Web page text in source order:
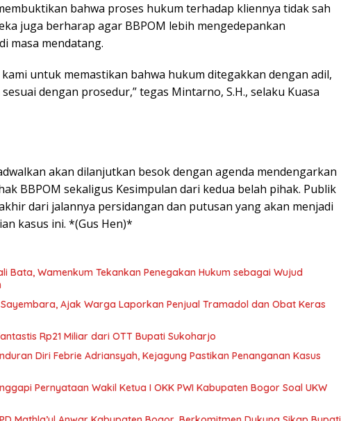
bahwa proses hukum terhadap kliennya tidak sah
juga berharap agar BBPOM lebih mengedepankan
masa mendatang.
kami untuk memastikan bahwa hukum ditegakkan dengan adil,
dengan prosedur,” tegas Mintarno, S.H., selaku Kuasa
akan dilanjutkan besok dengan agenda mendengarkan
BBPOM sekaligus Kesimpulan dari kedua belah pihak. Publik
dari jalannya persidangan dan putusan yang akan menjadi
kasus ini. *(Gus Hen)*
Bata, Wamenkum Tekankan Penegakan Hukum sebagai Wujud
Ajak Warga Laporkan Penjual Tramadol dan Obat Keras
Rp21 Miliar dari OTT Bupati Sukoharjo
Diri Febrie Adriansyah, Kejagung Pastikan Penanganan Kasus
Pernyataan Wakil Ketua I OKK PWI Kabupaten Bogor Soal UKW